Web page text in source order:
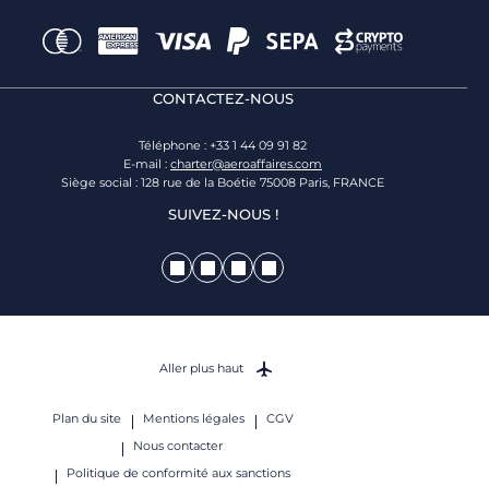
CONTACTEZ-NOUS
Téléphone : +33 1 44 09 91 82
E-mail : charter@aeroaffaires.com
Siège social : 128 rue de la Boétie 75008 Paris, FRANCE
SUIVEZ-NOUS !
Plan du site Mentions légales
CGV
Nous contacter
Politique de conformité aux sanctions
Aller plus haut